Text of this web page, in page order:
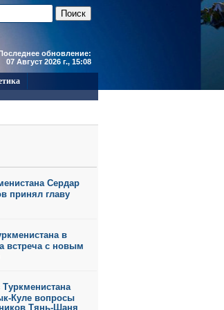
обновление:
07 Август 2026 г., 15:08
Сердар
принял главу
в
встреча с новым
Куле вопросы
Тянь-Шаня